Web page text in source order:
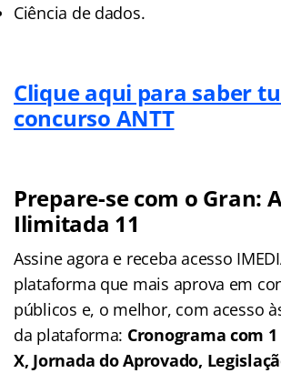
Ciência de dados.
Clique aqui para saber
concurso ANTT
Prepare-se com o Gran:
Ilimitada 11
Assine agora e receba acesso
plataforma que mais aprova em
públicos e, o melhor, com acesso
da plataforma: Cronograma com
X, Jornada do Aprovado,